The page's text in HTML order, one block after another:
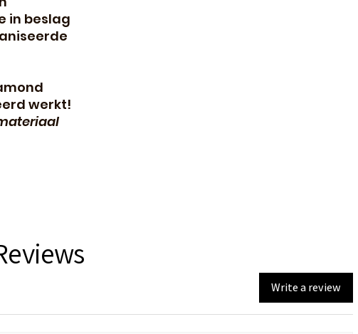
in beslag
werkt!
Write a review